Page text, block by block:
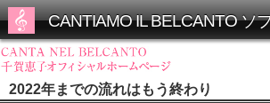
2022年までの流れはもう終わり